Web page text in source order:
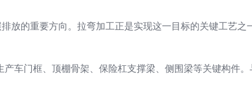
放的重要方向。拉弯加工正是实现这一目标的关键工艺之
车门框、顶棚骨架、保险杠支撑梁、侧围梁等关键构件